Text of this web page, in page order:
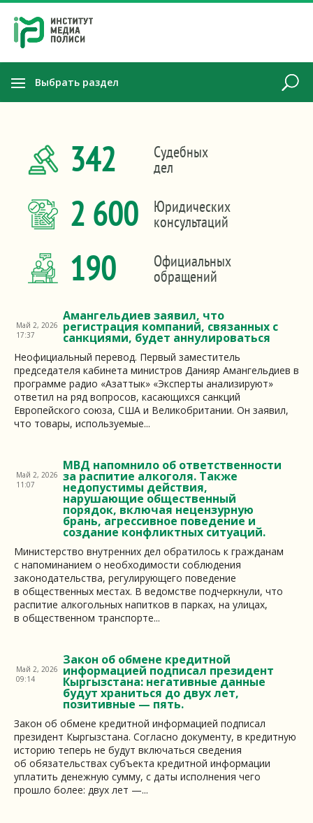
Выбрать раздел
342 Судебных
дел
2 600 Юридических
консультаций
190 Официальных
обращений
Амангельдиев заявил, что
регистрация компаний, связанных с
санкциями, будет аннулироваться
Май 2, 2026
17:37
Неофициальный перевод. Первый заместитель
председателя кабинета министров Данияр Амангельдиев в
программе радио «Азаттык» «Эксперты анализируют»
ответил на ряд вопросов, касающихся санкций
Европейского союза, США и Великобритании. Он заявил,
что товары, используемые...
МВД напомнило об ответственности
за распитие алкоголя. Также
недопустимы действия,
нарушающие общественный
порядок, включая нецензурную
брань, агрессивное поведение и
создание конфликтных ситуаций.
Май 2, 2026
11:07
Министерство внутренних дел обратилось к гражданам
с напоминанием о необходимости соблюдения
законодательства, регулирующего поведение
в общественных местах. В ведомстве подчеркнули, что
распитие алкогольных напитков в парках, на улицах,
в общественном транспорте...
Закон об обмене кредитной
информацией подписал президент
Кыргызстана: негативные данные
будут храниться до двух лет,
позитивные — пять.
Май 2, 2026
09:14
Закон об обмене кредитной информацией подписал
президент Кыргызстана. Согласно документу, в кредитную
историю теперь не будут включаться сведения
об обязательствах субъекта кредитной информации
уплатить денежную сумму, с даты исполнения чего
прошло более: двух лет —...